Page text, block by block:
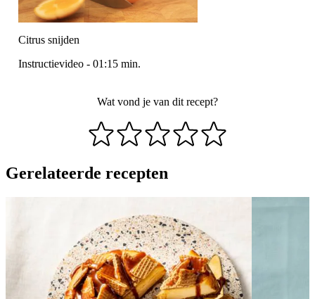
Citrus snijden
Instructievideo - 01:15 min.
Wat vond je van dit recept?
Gerelateerde recepten